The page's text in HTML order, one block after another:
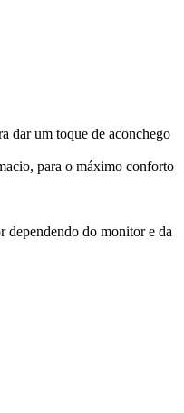
dar um toque de aconchego
para o máximo conforto
dependendo do monitor e da